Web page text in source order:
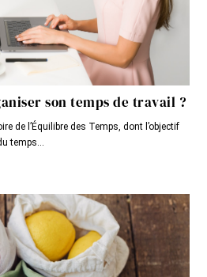
son temps de travail ?
de l’Équilibre des Temps, dont l’objectif
temps...